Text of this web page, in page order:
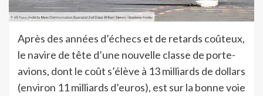
Après des années d’échecs et de retards coûteux,
le navire de tête d’une nouvelle classe de porte-
avions, dont le coût s’élève à 13 milliards de dollars
(environ 11 milliards d’euros), est sur la bonne voie